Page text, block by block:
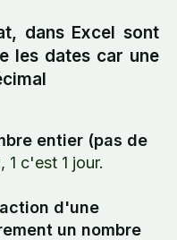
dans Excel sont
les dates car une
entier (pas de
1 c'est 1 jour.
d'une
un nombre